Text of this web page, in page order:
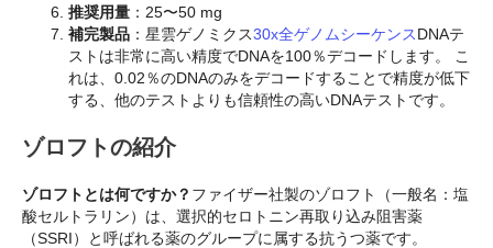
推奨用量 ：25〜50 mg
補完製品 ：星雲ゲノミクス30x全ゲノムシーケンスDNAテ
ストは非常に高い精度でDNAを100％デコードします。 こ
れは、0.02％のDNAのみをデコードすることで精度が低下
する、他のテストよりも信頼性の高いDNAテストです。
ゾロフトの紹介
ゾロフトとは何ですか？ ファイザー社製のゾロフト（一般名：塩
酸セルトラリン）は、選択的セロトニン再取り込み阻害薬
（SSRI）と呼ばれる薬のグループに属する抗うつ薬です。